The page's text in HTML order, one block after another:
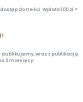
do treści. Wpłata 100 zł =
publikujemy, wraz z publikacją
2 miesięcy.